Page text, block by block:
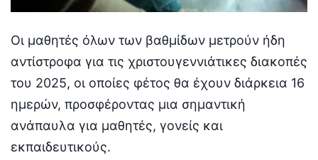
Οι μαθητές όλων των βαθμίδων μετρούν ήδη
αντίστροφα για τις χριστουγεννιάτικες διακοπές
του 2025, οι οποίες φέτος θα έχουν διάρκεια 16
ημερών, προσφέροντας μια σημαντική
ανάπαυλα για μαθητές, γονείς και
εκπαιδευτικούς.